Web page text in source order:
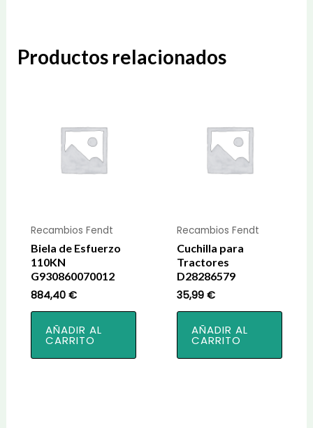
Productos relacionados
Recambios Fendt
Biela de Esfuerzo
110KN
G930860070012
884,40 €
AÑADIR AL
CARRITO
Recambios Fendt
Cuchilla para
Tractores
D28286579
35,99€
AÑADIR AL
CARRITO